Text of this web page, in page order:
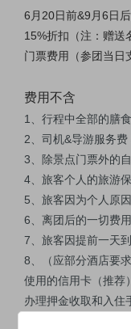
6月20日前&9月6日
15%折扣（注：赠送
门票费用（参团当日
费用不含
1、行程中全部的膳
2、司机&导游服务
3、除景点门票外的
4、旅客个人的旅游
5、旅客因为个人原
6、离团后的一切费用
7、旅客因提前一天
8、（应部分酒店要
使用的信用卡（推荐
办理押金收取和入住